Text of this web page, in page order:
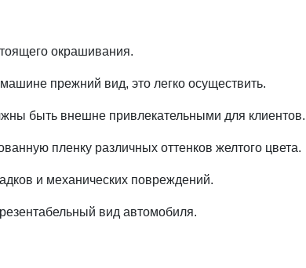
окрашивания.
прежний вид, это легко осуществить.
быть внешне привлекательными для клиентов.
пленку различных оттенков желтого цвета.
и механических повреждений.
вид автомобиля.